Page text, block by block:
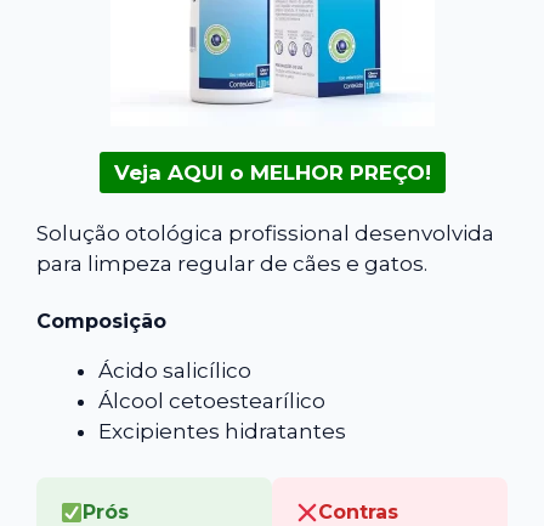
Veja AQUI o MELHOR PREÇO!
Solução otológica profissional desenvolvida
para limpeza regular de cães e gatos.
Composição
Ácido salicílico
Álcool cetoestearílico
Excipientes hidratantes
Prós Contras